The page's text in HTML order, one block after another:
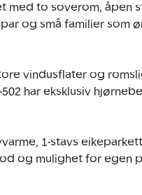
med to soverom,
og små familier som
vindusflater og
502 har eksklusiv
1-stavs
og mulighet for egen